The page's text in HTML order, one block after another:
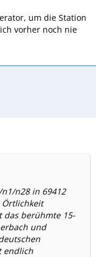
um die Station
vorher noch nie
n28 in 69412
Örtlichkeit
das berühmte 15-
und
endlich